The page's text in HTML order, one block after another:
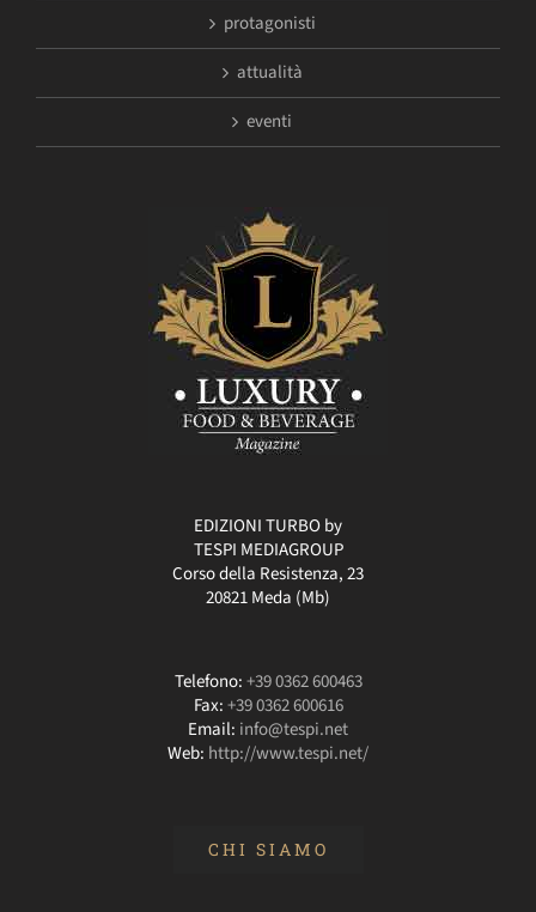
protagonisti
attualità
eventi
EDIZIONI TURBO by
TESPI MEDIAGROUP
Corso della Resistenza, 23
20821 Meda (Mb)
Telefono:+39 0362 600463
Fax:+39 0362 600616
Email: info@tespi.net
Web: http://www.tespi.net/
CHI SIAMO